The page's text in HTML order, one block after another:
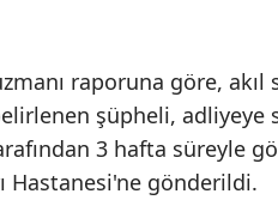
raporuna göre, akıl
şüpheli, adliyeye
3 hafta süreyle
Hastanesi'ne gönderildi.